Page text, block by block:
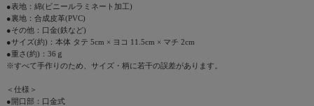
●表地：綿(ビニールラミネート加工)
●裏地：合成皮革(PVC)
●その他：口金(鉄など)
●サイズ(約)：本体 タテ 5cm × ヨコ 11.5cm × マチ 2cm
●重さ(約)：36ｇ
※すべて手作りのため、サイズ・柄に若干の誤差があります。
＜仕様＞
●開口部：口金式